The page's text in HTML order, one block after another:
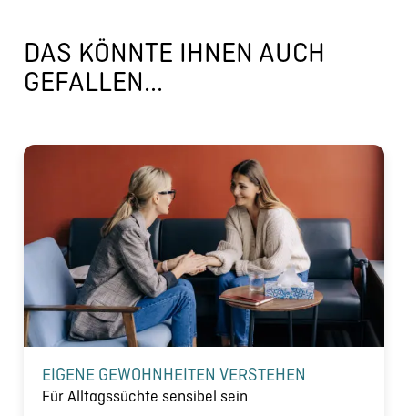
DAS KÖNNTE IHNEN AUCH
GEFALLEN...
EIGENE GEWOHNHEITEN VERSTEHEN
Für Alltagssüchte sensibel sein